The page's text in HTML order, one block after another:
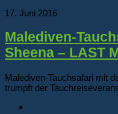
17. Juni 2016
Malediven-
Sheena – LAST
Malediven-Tauchsafari mit
trumpft der